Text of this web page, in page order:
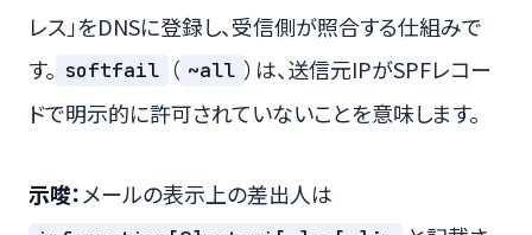
レス」をDNSに登録し、受信側が照合する仕組みで
す。 softfail （ ~all ）は、送信元IPがSPFレコー
ドで明示的に許可されていないことを意味します。
示唆：メールの表示上の差出人は